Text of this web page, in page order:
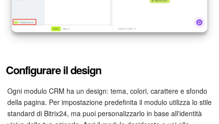
Configurare il design
Ogni modulo CRM ha un design: tema, colori, carattere e sfondo
della pagina. Per impostazione predefinita il modulo utilizza lo stile
standard di Bitrix24, ma puoi personalizzarlo in base all'identità